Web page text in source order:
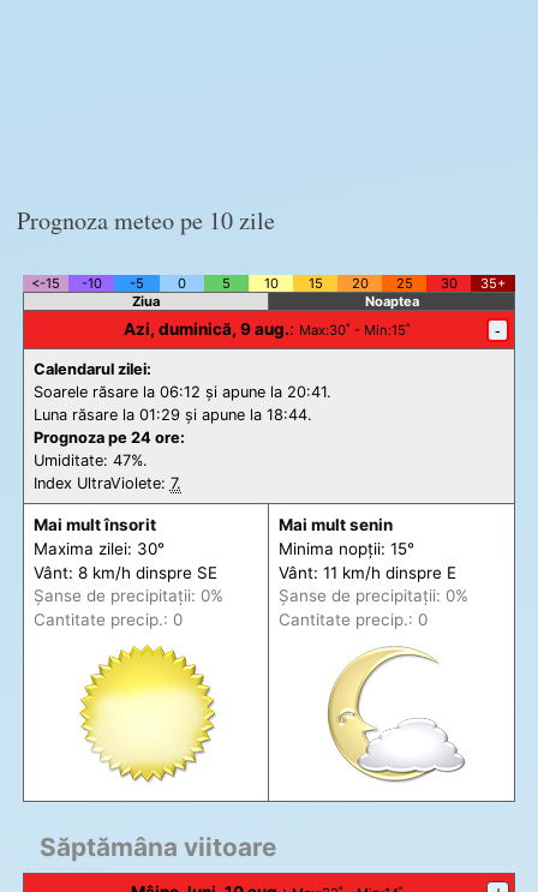
Prognoza meteo pe 10 zile
<-15 -10 -5 0 5 10 15 20 25 30
35+
Ziua
Noaptea
Azi, duminică, 9 aug.: Max:30˚ - Min:15˚ -
Calendarul zilei:
Soarele răsare la 06:12 și apune la 20:41.
Luna răsare la 01:29 și apune la 18:44.
Prognoza pe 24 ore:
Umiditate: 47%.
Index UltraViolete: 7.
Mai mult însorit
Maxima zilei: 30°
Vânt: 8 km/h dinspre SE
Șanse de precipitații: 0%
Cantitate precip.: 0
Mai mult senin
Minima nopții: 15°
Vânt: 11 km/h dinspre E
Șanse de precipitații: 0%
Cantitate precip.: 0
Săptămâna viitoare